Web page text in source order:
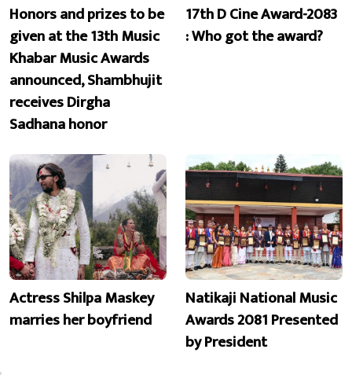
Honors and prizes to be
given at the 13th Music
Khabar Music Awards
announced, Shambhujit
receives Dirgha
Sadhana honor
17th D Cine Award-2083
: Who got the award?
Actress Shilpa Maskey
marries her boyfriend
Natikaji National Music
Awards 2081 Presented
by President